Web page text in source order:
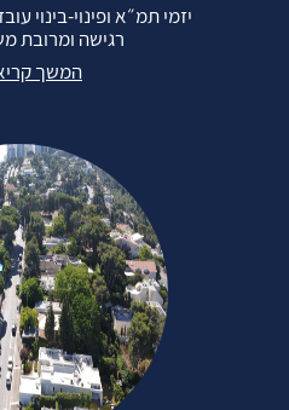
יזמי תמ״א ופינוי‑בינוי
רגישה ומרובת
המשך